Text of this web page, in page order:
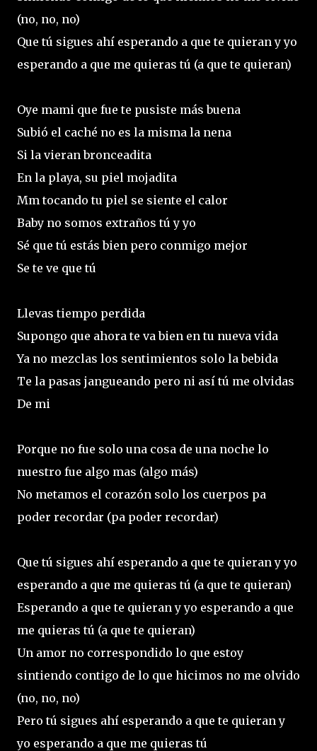
(no, no, no)
Que tú sigues ahí esperando a que te quieran y yo
esperando a que me quieras tú (a que te quieran)
Oye mami que fue te pusiste más buena
Subió el caché no es la misma la nena
Si la vieran bronceadita
En la playa, su piel mojadita
Mm tocando tu piel se siente el calor
Baby no somos extraños tú y yo
Sé que tú estás bien pero conmigo mejor
Se te ve que tú
Llevas tiempo perdida
Supongo que ahora te va bien en tu nueva vida
Ya no mezclas los sentimientos solo la bebida
Te la pasas jangueando pero ni así tú me olvidas
De mi
Porque no fue solo una cosa de una noche lo
nuestro fue algo mas (algo más)
No metamos el corazón solo los cuerpos pa
poder recordar (pa poder recordar)
Que tú sigues ahí esperando a que te quieran y yo
esperando a que me quieras tú (a que te quieran)
Esperando a que te quieran y yo esperando a que
me quieras tú (a que te quieran)
Un amor no correspondido lo que estoy
sintiendo contigo de lo que hicimos no me olvido
(no, no, no)
Pero tú sigues ahí esperando a que te quieran y
yo esperando a que me quieras tú